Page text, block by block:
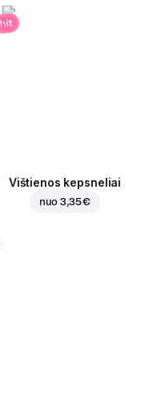
hit
Vištienos kepsneliai
nuo3,35 €